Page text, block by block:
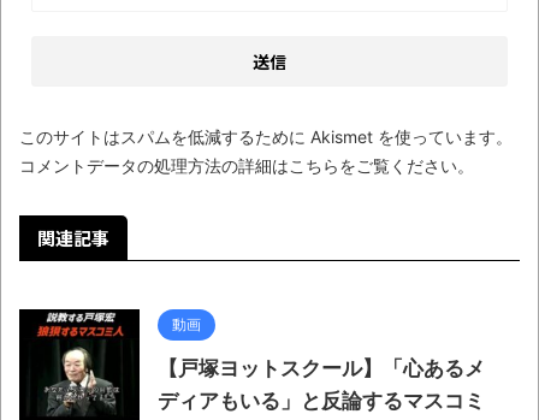
このサイトはスパムを低減するために Akismet を使っています。
コメントデータの処理方法の詳細はこちらをご覧ください。
関連記事
動画
【戸塚ヨットスクール】「心あるメ
ディアもいる」と反論するマスコミ